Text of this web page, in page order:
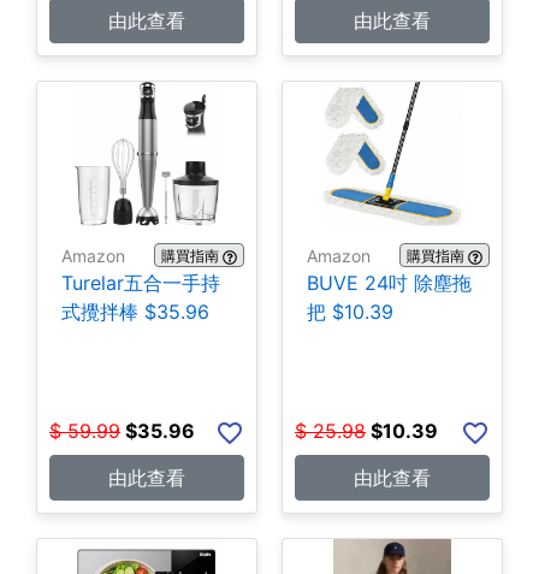
由此查看
由此查看
Amazon 購買指南
Turelar五合一手持
式攪拌棒 $35.96
$ 59.99 $35.96
由此查看
Amazon 購買指南
BUVE 24吋 除塵拖
把 $10.39
$ 25.98 $10.39
由此查看